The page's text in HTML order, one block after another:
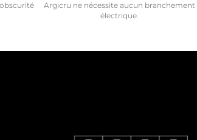
Argicru ne nécessite aucun branchement
électrique.